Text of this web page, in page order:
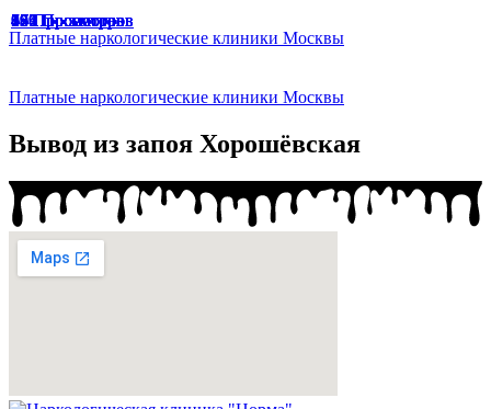
Платные наркологические клиники Москвы
Платные наркологические клиники Москвы
Вывод из запоя Хорошёвская
166 Просмотров
67 Просмотров
65 Просмотров
33 Просмотра
47 Просмотров
49 Просмотров
136 Просмотров
174 Просмотра
187 Просмотров
94 Просмотра
191 Просмотр
129 Просмотров
56 Просмотров
77 Просмотров
45 Просмотров